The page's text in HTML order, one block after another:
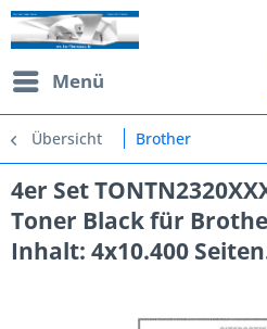
Menü
Übersicht Brother
4er Set
Toner Black für
Inhalt: 4x10.400